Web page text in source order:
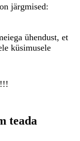
järgmised:
ühendust, et
küsimusele
!!!
teada